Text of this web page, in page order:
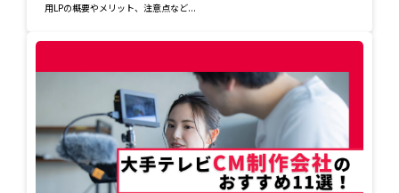
用LPの概要やメリット、注意点など...